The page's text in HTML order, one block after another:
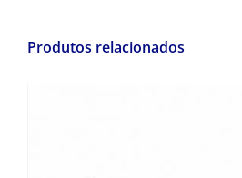
Produtos relacionados